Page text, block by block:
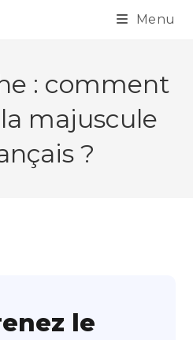
Menu
: comment
majuscule
?
le